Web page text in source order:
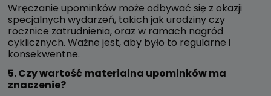
Wręczanie upominków może odbywać się z okazji
specjalnych wydarzeń, takich jak urodziny czy
rocznice zatrudnienia, oraz w ramach nagród
cyklicznych. Ważne jest, aby było to regularne i
konsekwentne.
5. Czy wartość materialna upominków ma
znaczenie?